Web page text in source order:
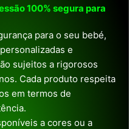
100% segura para
para o seu bebé,
e
sujeitos a rigorosos
Cada produto respeita
em termos de
a cores ou a